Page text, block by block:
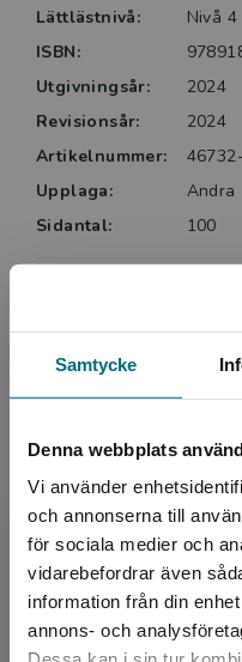
Samtycke
Denna webbplats
Vi använder
och annonserna till
för sociala medier och
vidarebefordrar även
information från din
annons- och
Lättlästnivå:
Nivå 4
ISBN:
Utgivningsår:
2024
Revisionsår:
2024
Artikelnummer:
Upplaga:
Andra
Sidantal:
100